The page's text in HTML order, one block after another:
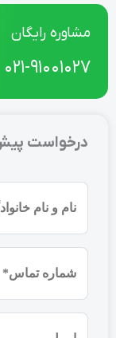
مشاوره رایگان
021-91001027
درخواست
نام
(ضروری)
موبایل
(ضروری)